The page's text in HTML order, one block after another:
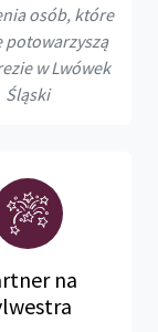
osób, które
potowarzyszą
w Lwówek
Śląski
na